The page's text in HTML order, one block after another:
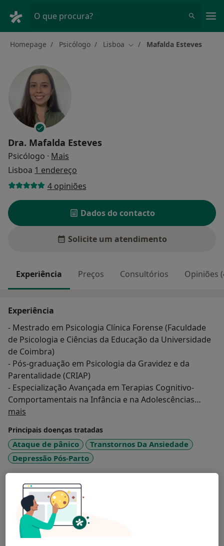
O que procura?
Homepage Psicólogo Lisboa Mudar de cidade
Mafalda Esteves
Dra. Mafalda Esteves
Psicólogo · Mais
Lisboa 1 endereço
4 opiniões
Dados do contacto
Solicite um atendimento
Experiência Preços Consultórios Opiniões
Experiência
- Mestrado em Psicologia Clínica Forense (Faculdade
de Psicologia e Ciências da Educação da Universidade
de Coimbra)
- Pós-graduação em Psicologia da Gravidez e da
Parentalidade (CRIAP)
- Especialização Avançada em Terapias Cognitivo-
Comportamentais na Infância e na Adolescências
(INSPSIC)
Consultas em português e inglês.
mais
Principais doenças tratadas
Ataque de pânico
Transtornos Da Ansiedade
Depressão Pós-Parto
Pacientes que trato
Adultos
Crianças